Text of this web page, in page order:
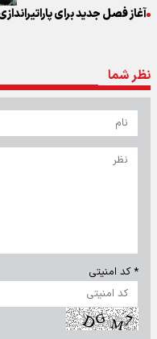
آغاز فصل جدید برای
نظر شما
* کد امنیتی